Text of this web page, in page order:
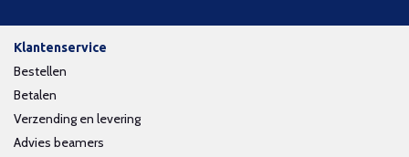
Klantenservice
Bestellen
Betalen
Verzending en levering
Advies beamers